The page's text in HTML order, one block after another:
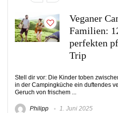
Veganer
Familien:
perfekten
Trip
Stell dir vor: Die Kinder toben
in der Campingküche ein duftendes
Geruch von frischem ...
Philipp 1. Juni 2025